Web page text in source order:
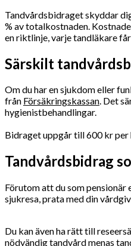
Tandvårdsbidraget skyddar
% av totalkostnaden.
en riktlinje, varje tandläkare
Särskilt
Om du har en sjukdom eller
från Försäkringskassan. Det
hygienistbehandlingar.
Bidraget uppgår till 600 kr per
Tandvårdsbidrag
Förutom att du som
sjukresa, prata med din
Du kan även ha rätt till
nödvändig tandvård menas